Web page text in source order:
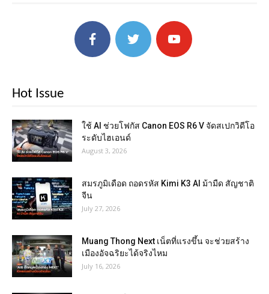
Hot Issue
ใช้ AI ช่วยโฟกัส Canon EOS R6 V จัดสเปกวิดีโอ
ระดับไฮเอนด์
August 3, 2026
สมรภูมิเดือด ถอดรหัส Kimi K3 AI ม้ามืด สัญชาติ
จีน
July 27, 2026
Muang Thong Next เน็ตที่แรงขึ้น จะช่วยสร้าง
เมืองอัจฉริยะได้จริงไหม
July 16, 2026